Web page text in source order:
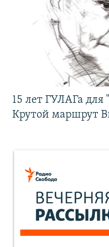
15 лет ГУЛАГа
Крутой маршрут